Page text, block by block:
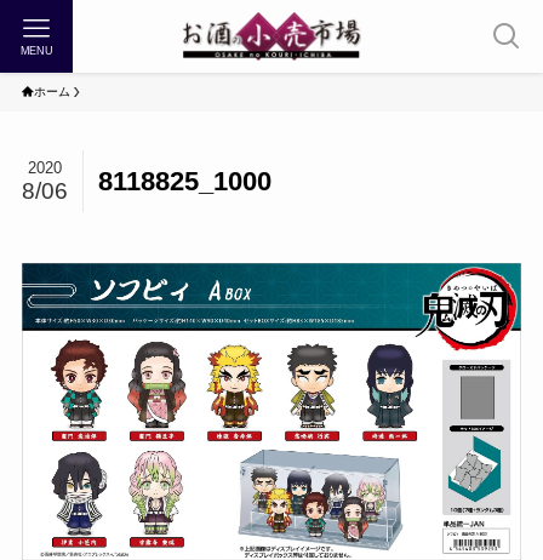
MENU
ホーム
8118825_1000
2020
8/06